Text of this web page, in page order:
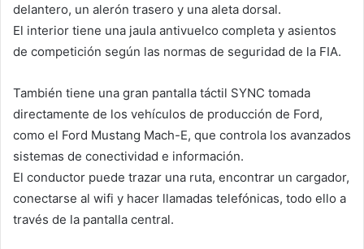
delantero, un alerón trasero y una aleta dorsal.
El interior tiene una jaula antivuelco completa y asientos
de competición según las normas de seguridad de la FIA.
También tiene una gran pantalla táctil SYNC tomada
directamente de los vehículos de producción de Ford,
como el Ford Mustang Mach-E, que controla los avanzados
sistemas de conectividad e información.
El conductor puede trazar una ruta, encontrar un cargador,
conectarse al wifi y hacer llamadas telefónicas, todo ello a
través de la pantalla central.